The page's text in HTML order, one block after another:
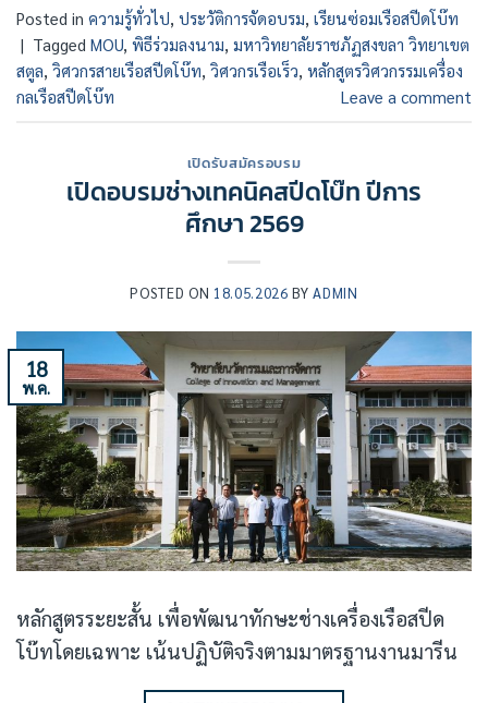
Posted in ความรู้ทั่วไป, ประวัติการจัดอบรม, เรียนซ่อมเรือสปีดโบ๊ท
| Tagged MOU, พิธีร่วมลงนาม, มหาวิทยาลัยราชภัฏสงขลา วิทยาเขต
สตูล, วิศวกรสายเรือสปีดโบ๊ท, วิศวกรเรือเร็ว, หลักสูตรวิศวกรรมเครื่อง
กลเรือสปีดโบ๊ท
Leave a comment
เปิดรับสมัครอบรม
เปิดอบรมช่างเทคนิคสปีดโบ๊ท ปีการ
ศึกษา 2569
POSTED ON 18.05.2026 BYADMIN
18
พ.ค.
หลักสูตรระยะสั้น เพื่อพัฒนาทักษะช่างเครื่องเรือสปีด
โบ๊ทโดยเฉพาะ เน้นปฏิบัติจริงตามมาตรฐานงานมารีน